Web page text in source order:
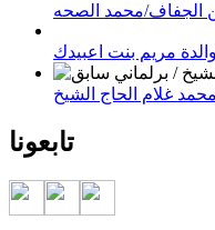
الجفاف/محمد الصحه
مريم بنت اعبيدك
محمد غلام الحاج الشيخ
تابعونا